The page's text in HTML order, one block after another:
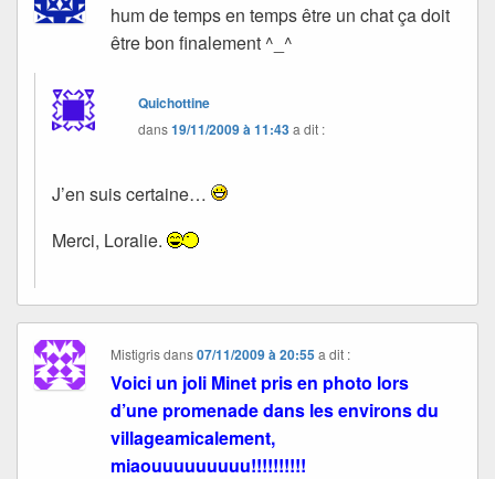
hum de temps en temps être un chat ça doit
être bon finalement ^_^
Quichottine
dans19/11/2009 à 11:43a dit :
J’en suis certaine…
Merci, Loralie.
Mistigrisdans07/11/2009 à 20:55 a dit :
Voici un joli Minet pris en photo lors
d’une promenade dans les environs du
villageamicalement,
miaouuuuuuuuu!!!!!!!!!!